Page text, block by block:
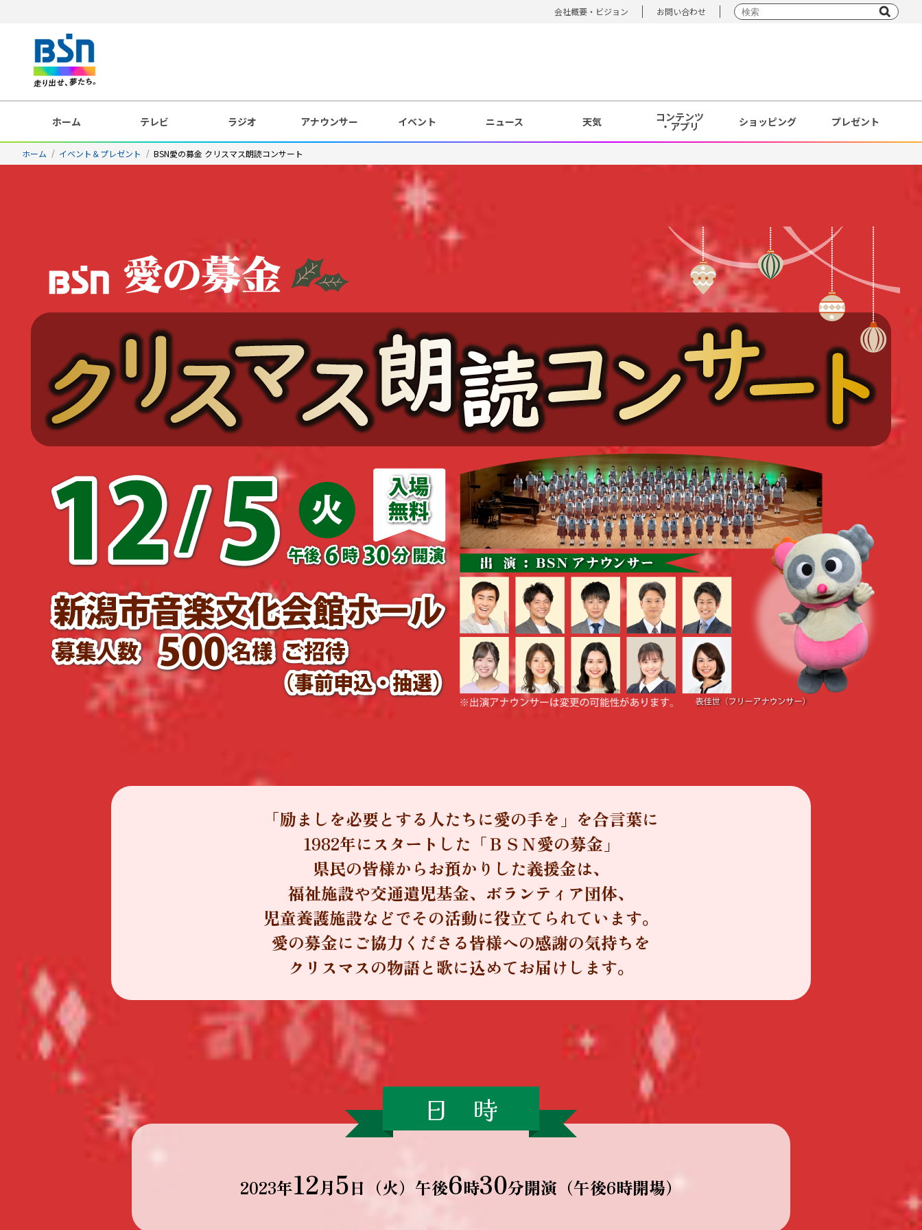
会社概要・ビジョン お問い合わせ
ホーム テレビ ラジオ アナウンサー イベント ニュース 天気 コンテンツ
・アプリ ショッピング プレゼント
ホーム イベント＆プレゼント BSN愛の募金 クリスマス朗読コンサート
「励ましを必要とする人たちに愛の手を」を合言葉に
1982年にスタートした「ＢＳＮ愛の募金」
県民の皆様からお預かりした義援金は、
福祉施設や交通遺児基金、ボランティア団体、
児童養護施設などでその活動に役立てられています。
愛の募金にご協力くださる皆様への感謝の気持ちを
クリスマスの物語と歌に込めてお届けします。
日 時
2023年12月5日（火） 午後6時30分開演（午後6時開場）